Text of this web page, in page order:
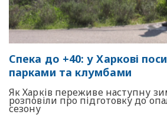
Спека до +40: у Харкові
парками та клумбами
Як Харків переживе наступну
розповіли про підготовку до
сезону